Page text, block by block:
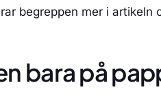
begreppen mer i artikeln
bara på